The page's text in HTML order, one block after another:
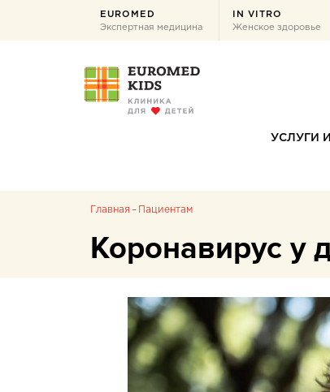
EUROMED
Экспертная медицина
IN VITRO
Женское здоровье
УСЛУГИ
Главная Пациентам
Коронавирус у